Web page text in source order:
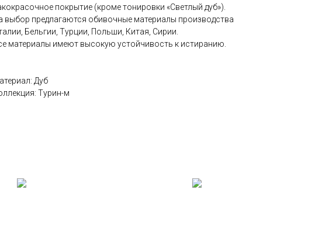
покрытие (кроме тонировки «Светлый дуб»).
выбор предлагаются обивочные материалы производства
Бельгии, Турции, Польши, Китая, Сирии.
материалы имеют высокую устойчивость к истиранию.
Дуб
Турин-м